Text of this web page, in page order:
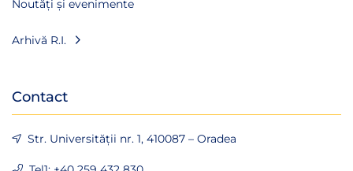
Noutăți și evenimente
Arhivă R.I.
Contact
Str. Universității nr. 1, 410087 – Oradea